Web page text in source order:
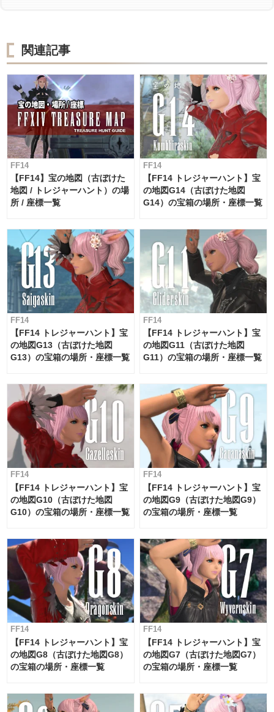
関連記事
FF14
【FF14】宝の地図（古ぼけた
地図 / トレジャーハント）の場
所 / 座標一覧
FF14
【FF14 トレジャーハント】宝
の地図G14（古ぼけた地図
G14）の宝箱の場所・座標一覧
FF14
【FF14 トレジャーハント】宝
の地図G13（古ぼけた地図
G13）の宝箱の場所・座標一覧
FF14
【FF14 トレジャーハント】宝
の地図G11（古ぼけた地図
G11）の宝箱の場所・座標一覧
FF14
【FF14 トレジャーハント】宝
の地図G10（古ぼけた地図
G10）の宝箱の場所・座標一覧
FF14
【FF14 トレジャーハント】宝
の地図G9（古ぼけた地図G9）
の宝箱の場所・座標一覧
FF14
【FF14 トレジャーハント】宝
の地図G8（古ぼけた地図G8）
の宝箱の場所・座標一覧
FF14
【FF14 トレジャーハント】宝
の地図G7（古ぼけた地図G7）
の宝箱の場所・座標一覧